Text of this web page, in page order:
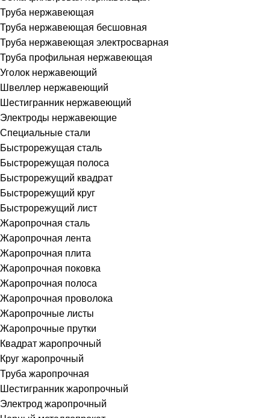
Труба нержавеющая
Труба нержавеющая бесшовная
Труба нержавеющая электросварная
Труба профильная нержавеющая
Уголок нержавеющий
Швеллер нержавеющий
Шестигранник нержавеющий
Электроды нержавеющие
Специальные стали
Быстрорежущая сталь
Быстрорежущая полоса
Быстрорежущий квадрат
Быстрорежущий круг
Быстрорежущий лист
Жаропрочная сталь
Жаропрочная лента
Жаропрочная плита
Жаропрочная поковка
Жаропрочная полоса
Жаропрочная проволока
Жаропрочные листы
Жаропрочные прутки
Квадрат жаропрочный
Круг жаропрочный
Труба жаропрочная
Шестигранник жаропрочный
Электрод жаропрочный